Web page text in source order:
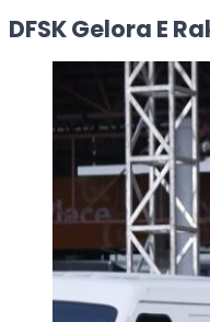
DFSK Gelora E